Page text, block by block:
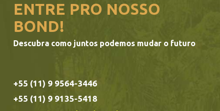
ENTRE PRO NOSSO
BOND!
Descubra como juntos podemos mudar o futuro
+55 (11) 9 9564-3446
+55 (11) 9 9135-5418